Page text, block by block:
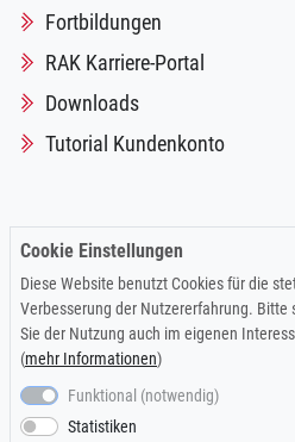
Fortbildungen
RAK Karriere-Portal
Downloads
Tutorial Kundenkonto
Impressum |Datenschutzerklärung
Cookie Einstellungen
Diese Website benutzt Cookies für die
Verbesserung der Nutzererfahrung. Bitte
Sie der Nutzung auch im eigenen
(mehr Informationen)
Funktional (notwendig)
Statistiken